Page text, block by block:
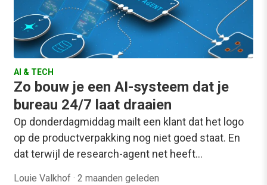
AI & TECH
Zo bouw je een AI-systeem dat je
bureau 24/7 laat draaien
Op donderdagmiddag mailt een klant dat het logo
op de productverpakking nog niet goed staat. En
dat terwijl de research-agent net heeft…
Louie Valkhof · 2 maanden geleden